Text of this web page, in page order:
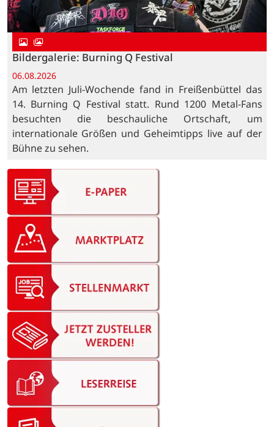
Bildergalerie: Burning Q Festival
06.08.2026
Am letzten Juli-Wochende fand in Freißenbüttel das
14. Burning Q Festival statt. Rund 1200 Metal-Fans
besuchten die beschauliche Ortschaft, um
internationale Größen und Geheimtipps live auf der
Bühne zu sehen.